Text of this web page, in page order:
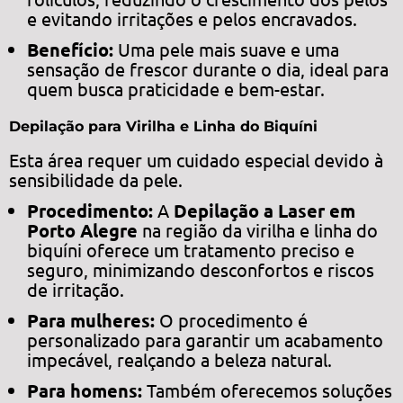
e evitando irritações e pelos encravados.
Benefício: Uma pele mais suave e uma
sensação de frescor durante o dia, ideal para
quem busca praticidade e bem-estar.
Depilação para Virilha e Linha do Biquíni
Esta área requer um cuidado especial devido à
sensibilidade da pele.
Procedimento: A Depilação a Laser em
Porto Alegre na região da virilha e linha do
biquíni oferece um tratamento preciso e
seguro, minimizando desconfortos e riscos
de irritação.
Para mulheres: O procedimento é
personalizado para garantir um acabamento
impecável, realçando a beleza natural.
Para homens: Também oferecemos soluções